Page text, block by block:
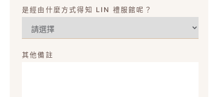
是經由什麼方式得知 LIN 禮服館呢？
其他備註